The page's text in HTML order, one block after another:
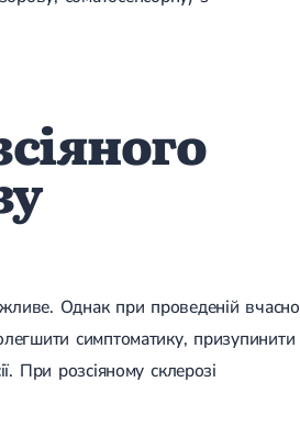
Однак при проведеній вчасно
симптоматику, призупинити
При розсіяному склерозі